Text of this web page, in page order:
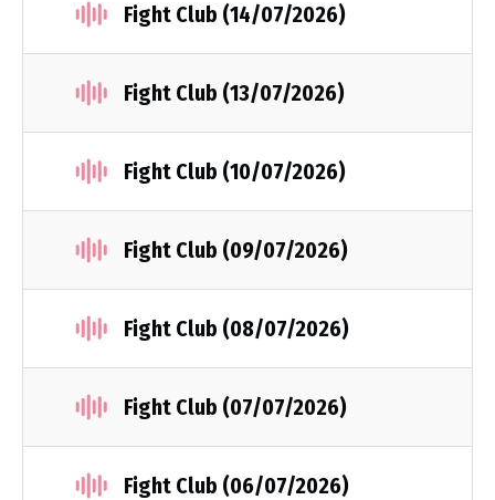
Fight Club (14/07/2026)
Fight Club (13/07/2026)
Fight Club (10/07/2026)
Fight Club (09/07/2026)
Fight Club (08/07/2026)
Fight Club (07/07/2026)
Fight Club (06/07/2026)